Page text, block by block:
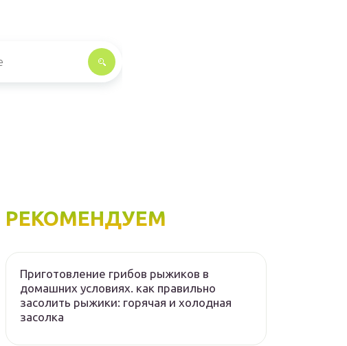
РЕКОМЕНДУЕМ
Приготовление грибов рыжиков в
домашних условиях. как правильно
засолить рыжики: горячая и холодная
засолка